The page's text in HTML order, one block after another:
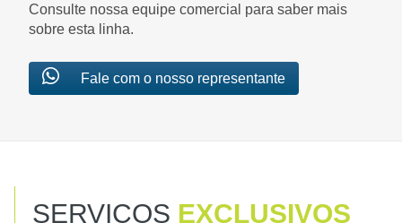
Consulte nossa equipe comercial para saber mais
sobre esta linha.
Fale com o nosso representante
SERVIÇOS EXCLUSIVOS